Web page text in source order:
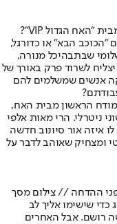
"האח הגדול VIP
"?
"הכוכב הבא" או כדורגל,
שבתבהיכל מנורה,
כי איזה בן אנוש יצליח לשרוד פרק באורך של
אנשים שמשלמים להם
הראשון מבית האח,
ניטרלי. הרי מאות אלפי
איזה אור סיונוב חדשה
ומצחיק שאוהב לדבר על
ההדחה // צילום מסך
כדי שישימו אליך לב
רושם. אבל האחרים